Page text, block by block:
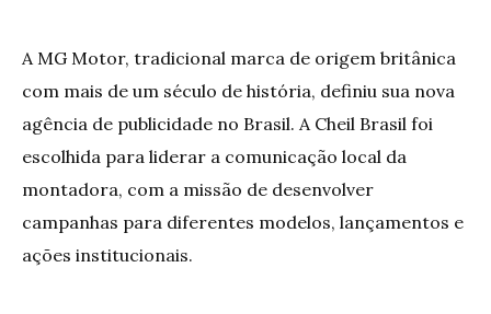
A MG Motor, tradicional marca de origem britânica
com mais de um século de história, definiu sua nova
agência de publicidade no Brasil. A Cheil Brasil foi
escolhida para liderar a comunicação local da
montadora, com a missão de desenvolver
campanhas para diferentes modelos, lançamentos e
ações institucionais.